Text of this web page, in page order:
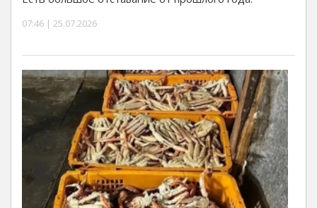
07:46 | 25.07.2026